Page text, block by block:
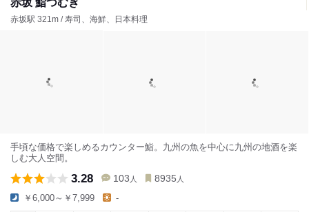
赤坂 鮨つむぎ
赤坂駅 321m / 寿司、海鮮、日本料理
手頃な価格で楽しめるカウンター鮨。九州の魚を中心に九州の地酒を楽
しむ大人空間。
3.28 103 人 8935 人
￥6,000～￥7,999 -